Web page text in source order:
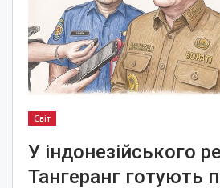
Світ
У індонезійського
Тангеранг готують